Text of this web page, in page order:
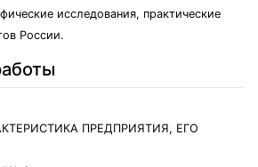
исследования, практические
России.
ПРЕДПРИЯТИЯ, ЕГО